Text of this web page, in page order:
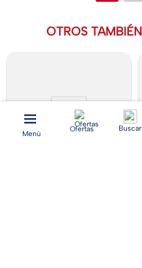
Ofertas Buscar
OTROS TAMBIÉN